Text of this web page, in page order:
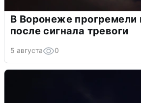
В Воронеже
после сигнала тревоги
5 августа 0